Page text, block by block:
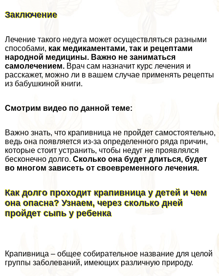
Заключение
Лечение такого недуга может осуществляться разными
способами, как медикаментами, так и рецептами
народной медицины. Важно не заниматься
самолечением. Врач сам назначит курс лечения и
расскажет, можно ли в вашем случае применять рецепты
из бабушкиной книги.
Смотрим видео по данной теме:
Важно знать, что крапивница не пройдет самостоятельно,
ведь она появляется из-за определенного ряда причин,
которые стоит устранить, чтобы недуг не проявлялся
бесконечно долго. Сколько она будет длиться, будет
во многом зависеть от своевременного лечения.
Как долго проходит крапивница у детей и чем
она опасна? Узнаем, через сколько дней
пройдет сыпь у ребенка
Крапивница – общее собирательное название для целой
группы заболеваний, имеющих различную природу.